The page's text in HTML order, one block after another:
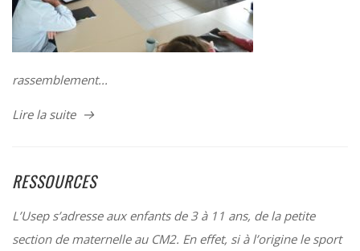
rassemblement...
Lire la suite
RESSOURCES
L’Usep s’adresse aux enfants de 3 à 11 ans, de la petite
section de maternelle au CM2. En effet, si à l’origine le sport